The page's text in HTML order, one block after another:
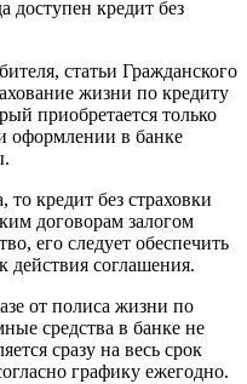
доступен кредит без
статьи Гражданского
жизни по кредиту
приобретается только
оформлении в банке
то кредит без страховки
договорам залогом
его следует обеспечить
действия соглашения.
от полиса жизни по
средства в банке не
сразу на весь срок
графику ежегодно.